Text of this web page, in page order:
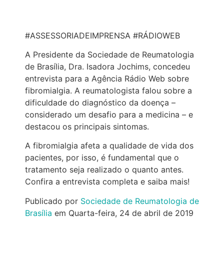
#ASSESSORIADEIMPRENSA #RÁDIOWEB
A Presidente da Sociedade de Reumatologia
de Brasília, Dra. Isadora Jochims, concedeu
entrevista para a Agência Rádio Web sobre
fibromialgia. A reumatologista falou sobre a
dificuldade do diagnóstico da doença –
considerado um desafio para a medicina – e
destacou os principais sintomas.
A fibromialgia afeta a qualidade de vida dos
pacientes, por isso, é fundamental que o
tratamento seja realizado o quanto antes.
Confira a entrevista completa e saiba mais!
Publicado por Sociedade de Reumatologia de
Brasília em Quarta-feira, 24 de abril de 2019